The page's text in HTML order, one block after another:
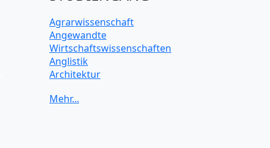
Agrarwissenschaft
Angewandte
Wirtschaftswissenschaften
Anglistik
Architektur
Betriebswirtschaft BWL